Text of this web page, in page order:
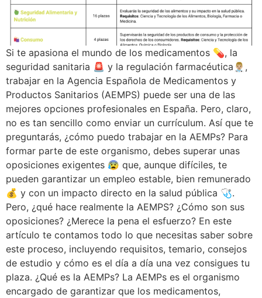
Si te apasiona el mundo de los medicamentos 💊, la
seguridad sanitaria 🚨 y la regulación farmacéutica👨🏼‍⚕️,
trabajar en la Agencia Española de Medicamentos y
Productos Sanitarios (AEMPS) puede ser una de las
mejores opciones profesionales en España. Pero, claro,
no es tan sencillo como enviar un currículum. Así que te
preguntarás, ¿cómo puedo trabajar en la AEMPs? Para
formar parte de este organismo, debes superar unas
oposiciones exigentes 😰 que, aunque difíciles, te
pueden garantizar un empleo estable, bien remunerado
💰 y con un impacto directo en la salud pública 🩺.
Pero, ¿qué hace realmente la AEMPS? ¿Cómo son sus
oposiciones? ¿Merece la pena el esfuerzo? En este
artículo te contamos todo lo que necesitas saber sobre
este proceso, incluyendo requisitos, temario, consejos
de estudio y cómo es el día a día una vez consigues tu
plaza. ¿Qué es la AEMPs? La AEMPs es el organismo
encargado de garantizar que los medicamentos,